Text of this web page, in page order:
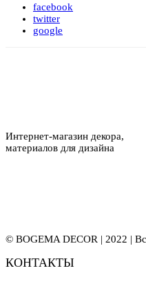
facebook
twitter
google
Интернет-магазин декора,
материалов для дизайна
© BOGEMA DECOR | 2022 |
КОНТАКТЫ